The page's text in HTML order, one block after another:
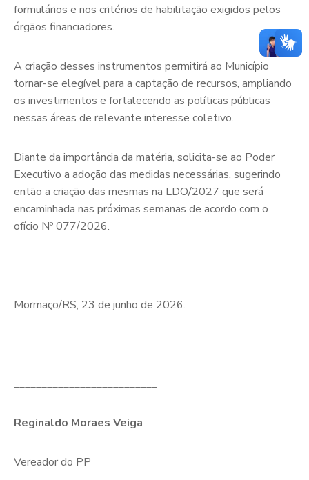
formulários e nos critérios de habilitação exigidos pelos
órgãos financiadores.
A criação desses instrumentos permitirá ao Município
tornar-se elegível para a captação de recursos, ampliando
os investimentos e fortalecendo as políticas públicas
nessas áreas de relevante interesse coletivo.
Diante da importância da matéria, solicita-se ao Poder
Executivo a adoção das medidas necessárias, sugerindo
então a criação das mesmas na LDO/2027 que será
encaminhada nas próximas semanas de acordo com o
ofício Nº 077/2026.
Mormaço/RS, 23 de junho de 2026.
__________________________
Reginaldo Moraes Veiga
Vereador do PP